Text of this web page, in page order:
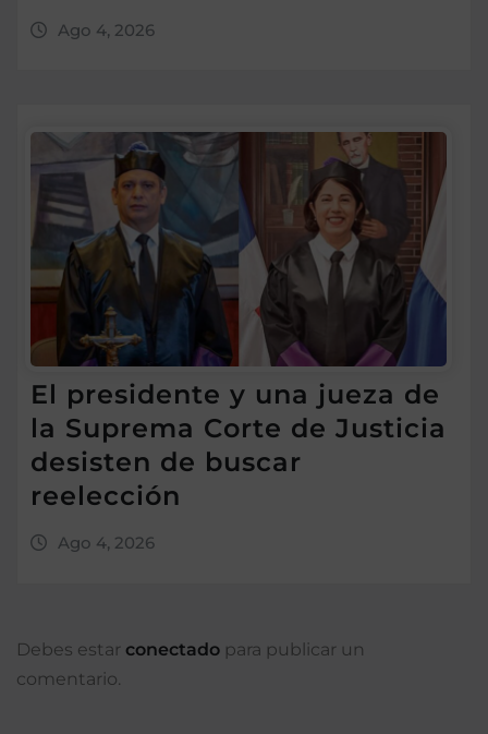
Ago 4, 2026
El presidente y una jueza de
la Suprema Corte de Justicia
desisten de buscar
reelección
Ago 4, 2026
Debes estar conectado para publicar un
comentario.